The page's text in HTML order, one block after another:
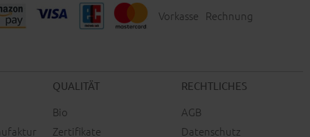
Vorkasse Rechnung
QUALITÄT
Bio
Zertifikate
RECHTLICHES
AGB
Datenschutz